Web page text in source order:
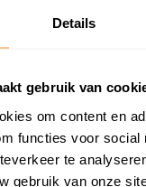
Details
gebruik van
om content en
functies voor social
te
gebruik van onze
alle verkochte
een